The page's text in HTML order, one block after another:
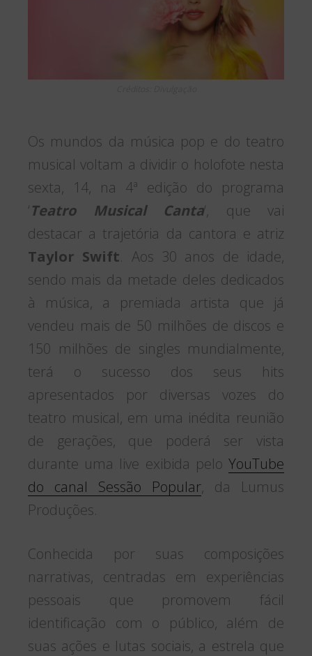
Os mundos da música pop e do teatro
musical voltam a dividir o holofote nesta
sexta, 14, na 4ª edição do programa
‘Teatro Musical Canta‘, que vai
destacar a trajetória da cantora e atriz
Taylor Swift. Aos 30 anos de idade,
sendo mais da metade deles dedicados
à música, a premiada artista que já
vendeu mais de 50 milhões de discos e
150 milhões de singles mundialmente,
terá o sucesso dos seus hits
apresentados por diversas vozes do
teatro musical, em uma inédita reunião
de gerações, que poderá ser vista
durante uma live exibida pelo YouTube
do canal Sessão Popular, da Lumus
Produções.
Conhecida por suas composições
narrativas, centradas em experiências
pessoais que promovem fácil
identificação com o público, além de
suas ações e lutas sociais, a estrela que